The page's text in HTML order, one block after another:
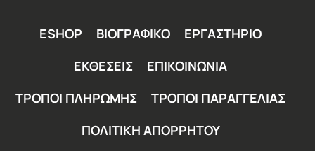
ESHOP ΒΙΟΓΡΑΦΙΚΟ
ΕΡΓΑΣΤΗΡΙΟ
ΕΚΘΕΣΕΙΣ
ΕΠΙΚΟΙΝΩΝΙΑ
ΤΡΟΠΟΙ ΠΛΗΡΩΜΗΣ
ΤΡΟΠΟΙ ΠΑΡΑΓΓΕΛΙΑΣ
ΠΟΛΙΤΙΚΗ ΑΠΟΡΡΗΤΟΥ